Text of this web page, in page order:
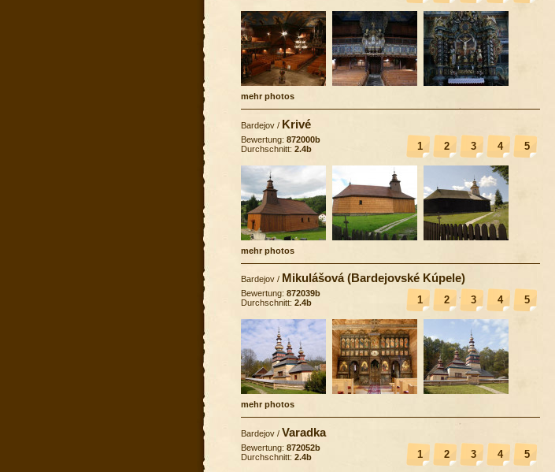
mehr photos
Bardejov / Krivé
1 2 3 4 5
Bewertung: 872000b
Durchschnitt: 2.4b
mehr photos
Bardejov / Mikulášová (Bardejovské Kúpele)
1 2 3 4 5
Bewertung: 872039b
Durchschnitt: 2.4b
mehr photos
Bardejov / Varadka
1 2 3 4 5
Bewertung: 872052b
Durchschnitt: 2.4b